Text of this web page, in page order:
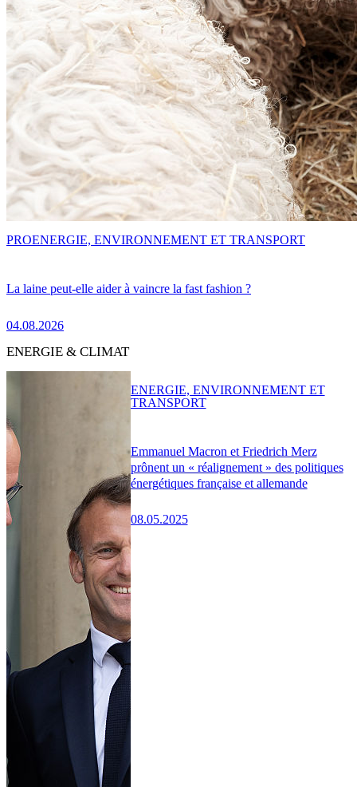
La laine peut-elle aider à vaincre la fast fashion ?
04.08.2026
PROENERGIE, ENVIRONNEMENT ET TRANSPORT
ENERGIE & CLIMAT
Emmanuel Macron et Friedrich Merz
prônent un « réalignement » des politiques
énergétiques française et allemande
08.05.2025
ENERGIE, ENVIRONNEMENT ET
TRANSPORT